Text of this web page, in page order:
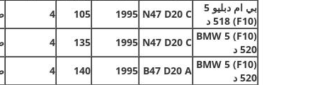
بي ام دبليو 5
(F10) 518 د
N47 D20 C
1995
105
4
BMW 5 (F10)
520 د
N47 D20 C
1995
135
4
BMW 5 (F10)
520 د
B47 D20 A
1995
140
4